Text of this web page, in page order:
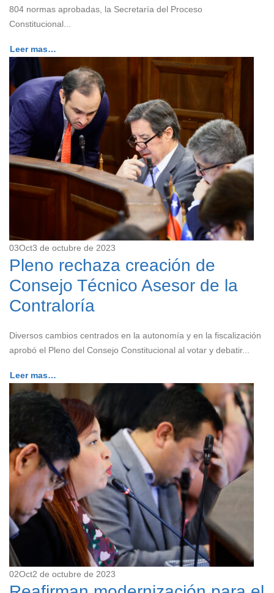
804 normas aprobadas, la Secretaría del Proceso
Constitucional...
Leer mas…
03Oct3 de octubre de 2023
Pleno rechaza creación de
Consejo Técnico Asesor de la
Contraloría
Diversos cambios centrados en la autonomía y en la fiscalización
aprobó el Pleno del Consejo Constitucional al votar y debatir...
Leer mas…
02Oct2 de octubre de 2023